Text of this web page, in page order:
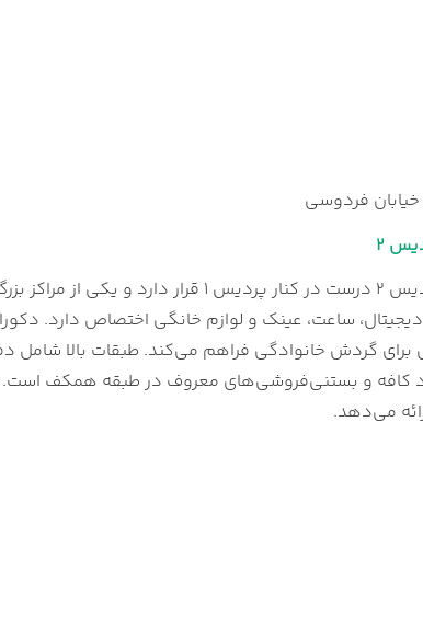
فردوسی
2
مرکز خرید پردیس 2 درست در کنار
گردش خانوادگی فراهم می‌کند. طبقات بالا شامل
می‌دهد.